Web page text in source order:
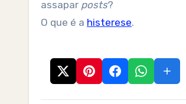
assapar posts?
O que é a histerese.